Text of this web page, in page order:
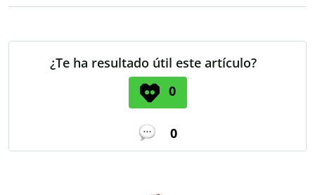
¿Te ha resultado útil este artículo?
0
0